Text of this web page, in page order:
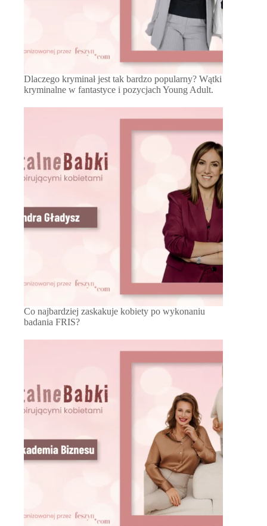
Dlaczego kryminał jest tak bardzo popularny? Wątki
kryminalne w fantastyce i pozycjach Young Adult.
Co najbardziej zaskakuje kobiety po wykonaniu
badania FRIS?